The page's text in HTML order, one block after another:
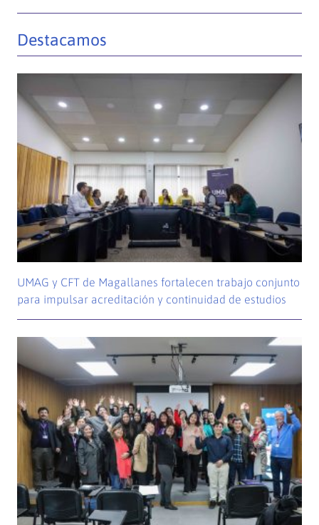
Destacamos
UMAG y CFT de Magallanes fortalecen trabajo conjunto
para impulsar acreditación y continuidad de estudios